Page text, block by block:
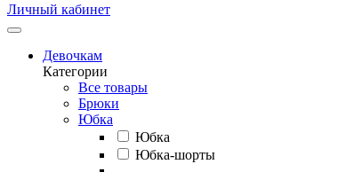
Личный кабинет
Девочкам
Категории
Все товары
Брюки
Юбка
Юбка
Юбка-шорты